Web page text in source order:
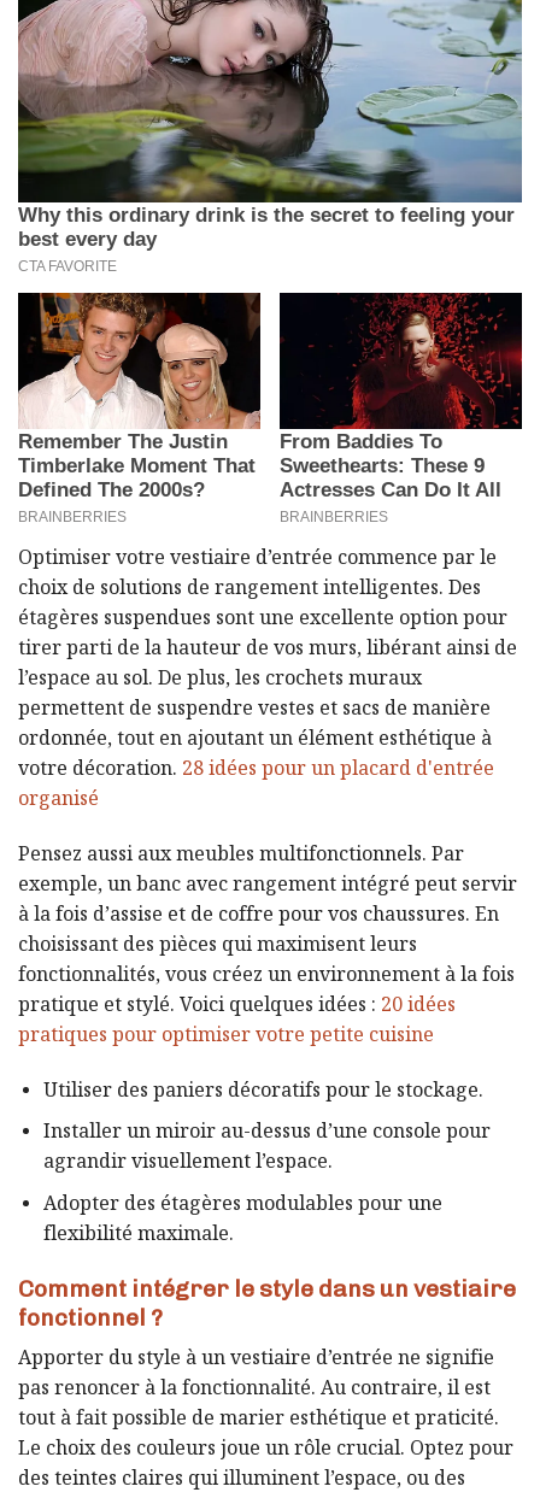
Optimiser votre vestiaire d’entrée commence par le
choix de solutions de rangement intelligentes. Des
étagères suspendues sont une excellente option pour
tirer parti de la hauteur de vos murs, libérant ainsi de
l’espace au sol. De plus, les crochets muraux
permettent de suspendre vestes et sacs de manière
ordonnée, tout en ajoutant un élément esthétique à
votre décoration. 28 idées pour un placard d'entrée
organisé
Pensez aussi aux meubles multifonctionnels. Par
exemple, un banc avec rangement intégré peut servir
à la fois d’assise et de coffre pour vos chaussures. En
choisissant des pièces qui maximisent leurs
fonctionnalités, vous créez un environnement à la fois
pratique et stylé. Voici quelques idées : 20 idées
pratiques pour optimiser votre petite cuisine
Utiliser des paniers décoratifs pour le stockage.
Installer un miroir au-dessus d’une console pour
agrandir visuellement l’espace.
Adopter des étagères modulables pour une
flexibilité maximale.
Comment intégrer le style dans un vestiaire
fonctionnel ?
Apporter du style à un vestiaire d’entrée ne signifie
pas renoncer à la fonctionnalité. Au contraire, il est
tout à fait possible de marier esthétique et praticité.
Le choix des couleurs joue un rôle crucial. Optez pour
des teintes claires qui illuminent l’espace, ou des